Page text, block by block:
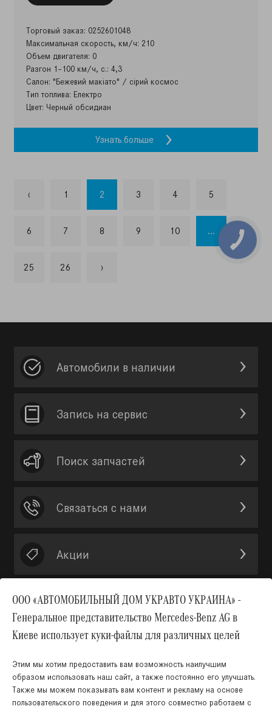
Торговый заказ: 0252601048
Максимальная скорость, км/ч: 210
Объем двигателя: 0
Разгон 1–100 км/ч, с.: 4,3
Салон: "Бежевий макіато" / сірий космос
Тип топлива: Електро
Цвет: Черный обсидиан
Узнать больше
‹ 1 2 3 4 5
6 7 8 9 10 ...
25 26 ›
ООО «АВТОМОБИЛЬНЫЙ ДОМ УКРАВТО УКРАИНА» -
Генеральное представительство Mercedes-Benz AG в
Киеве использует куки-файлы для различных целей
Этим мы хотим предоставить вам возможность наилучшим
образом использовать наш сайт, а также постоянно его улучшать.
Также мы можем показывать вам контент и рекламу на основе
пользовательского поведения и для этого совместно работаем с
Автомобили в наличии
Запись на сервис
Поиск запчастей
Связаться с нами
Акции